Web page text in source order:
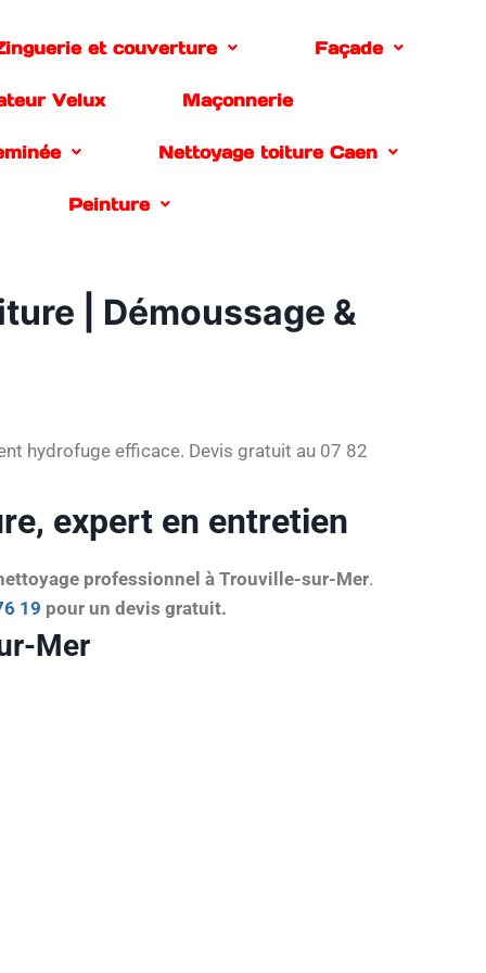
et couverture Façade
Velux Maçonnerie
Nettoyage toiture Caen
Peinture
| Démoussage &
hydrofuge efficace. Devis gratuit au 07 82
expert en entretien
professionnel à Trouville-sur-Mer.
19 pour un devis gratuit.
Mer